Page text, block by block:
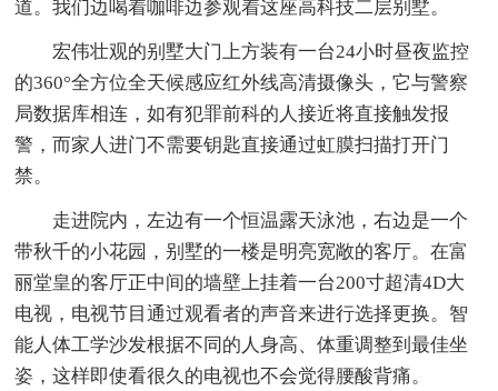
道。我们边喝着咖啡边参观着这座高科技二层别墅。
宏伟壮观的别墅大门上方装有一台24小时昼夜监控
的360°全方位全天候感应红外线高清摄像头，它与警察
局数据库相连，如有犯罪前科的人接近将直接触发报
警，而家人进门不需要钥匙直接通过虹膜扫描打开门
禁。
走进院内，左边有一个恒温露天泳池，右边是一个
带秋千的小花园，别墅的一楼是明亮宽敞的客厅。在富
丽堂皇的客厅正中间的墙壁上挂着一台200寸超清4D大
电视，电视节目通过观看者的声音来进行选择更换。智
能人体工学沙发根据不同的人身高、体重调整到最佳坐
姿，这样即使看很久的电视也不会觉得腰酸背痛。